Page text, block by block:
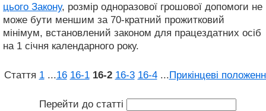
цього Закону, розмір одноразової грошової допомоги не
може бути меншим за 70-кратний прожитковий
мінімум, встановлений законом для працездатних осіб
на 1 січня календарного року.
Стаття 1 ...16 16‑1 16‑2 16‑3 16‑4 ...Прикінцеві
Перейти до статті